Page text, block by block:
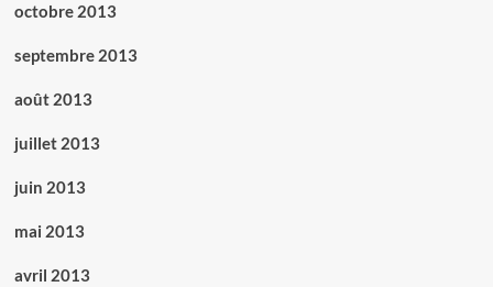
octobre 2013
septembre 2013
août 2013
juillet 2013
juin 2013
mai 2013
avril 2013